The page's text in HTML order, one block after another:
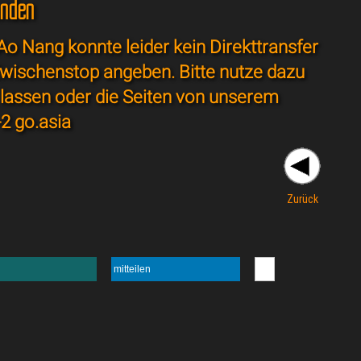
Nang konnte leider kein Direkttransfer
angeben. Bitte nutze dazu
oder die Seiten von unserem
go.asia
Zurück
mitteilen